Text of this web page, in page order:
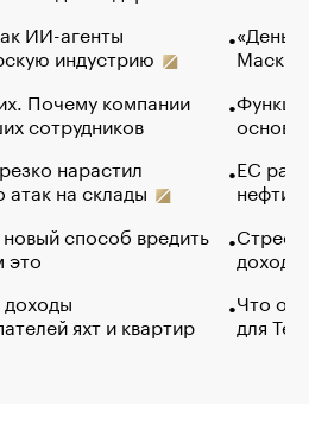
ИИ-агенты
индустрию
Почему компании
сотрудников
нарастил
на склады
способ вредить
это
доходы
яхт и квартир
Маск в
основ
ЕС
нефти
Что
для